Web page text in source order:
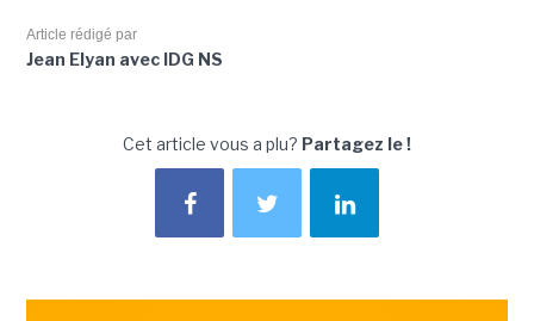
Article rédigé par
Jean Elyan avec IDG NS
Cet article vous a plu? Partagez le !